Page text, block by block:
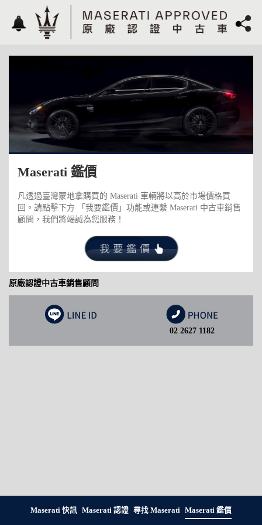
Maserati 鑑價
凡透過臺灣蒙地拿購買的 Maserati 車輛將以高於市場價格買
回。請點擊下方 「我要鑑價」功能或連繫 Maserati 中古車銷售
顧問，我們將竭誠為您服務！
原廠認證中古車銷售顧問
02 2627 1182
Maserati 快訊 Maserati 認證 尋找 Maserati Maserati 鑑價